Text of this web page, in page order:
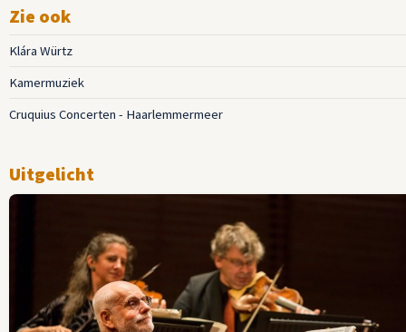
Zie ook
Klára Würtz
Kamermuziek
Cruquius Concerten - Haarlemmermeer
Uitgelicht